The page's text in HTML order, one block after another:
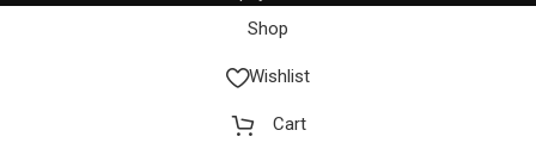
Shop
Wishlist
Cart